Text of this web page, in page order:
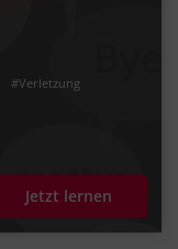
#Verletzung
Jetzt lernen